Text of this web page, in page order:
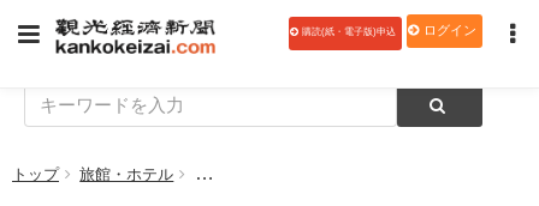
購読(紙・電子版)申込 ログイン
トップ 旅館・ホテル 【全旅連 第25回 人に優しい地域の宿づくり賞